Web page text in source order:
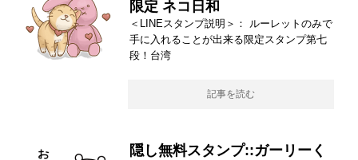
限定 ネコ日和
＜LINEスタンプ説明＞： ルーレットのみで
手に入れることが出来る限定スタンプ第七
段！台湾
記事を読む
隠し無料スタンプ::ガーリーく